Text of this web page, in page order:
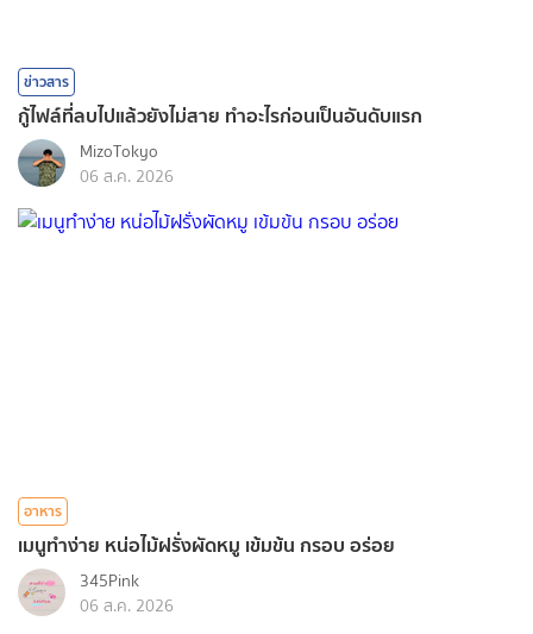
ข่าวสาร
กู้ไฟล์ที่ลบไปแล้วยังไม่สาย ทำอะไรก่อนเป็นอันดับแรก
MizoTokyo
06 ส.ค. 2026
อาหาร
เมนูทำง่าย หน่อไม้ฝรั่งผัดหมู เข้มข้น กรอบ อร่อย
345Pink
06 ส.ค. 2026